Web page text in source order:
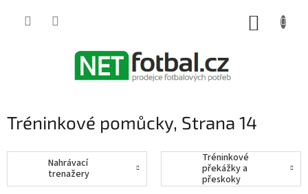
Tréninkové pomůcky, Strana 14
Nahrávací
trenažery
Tréninkové
překážky a
přeskoky